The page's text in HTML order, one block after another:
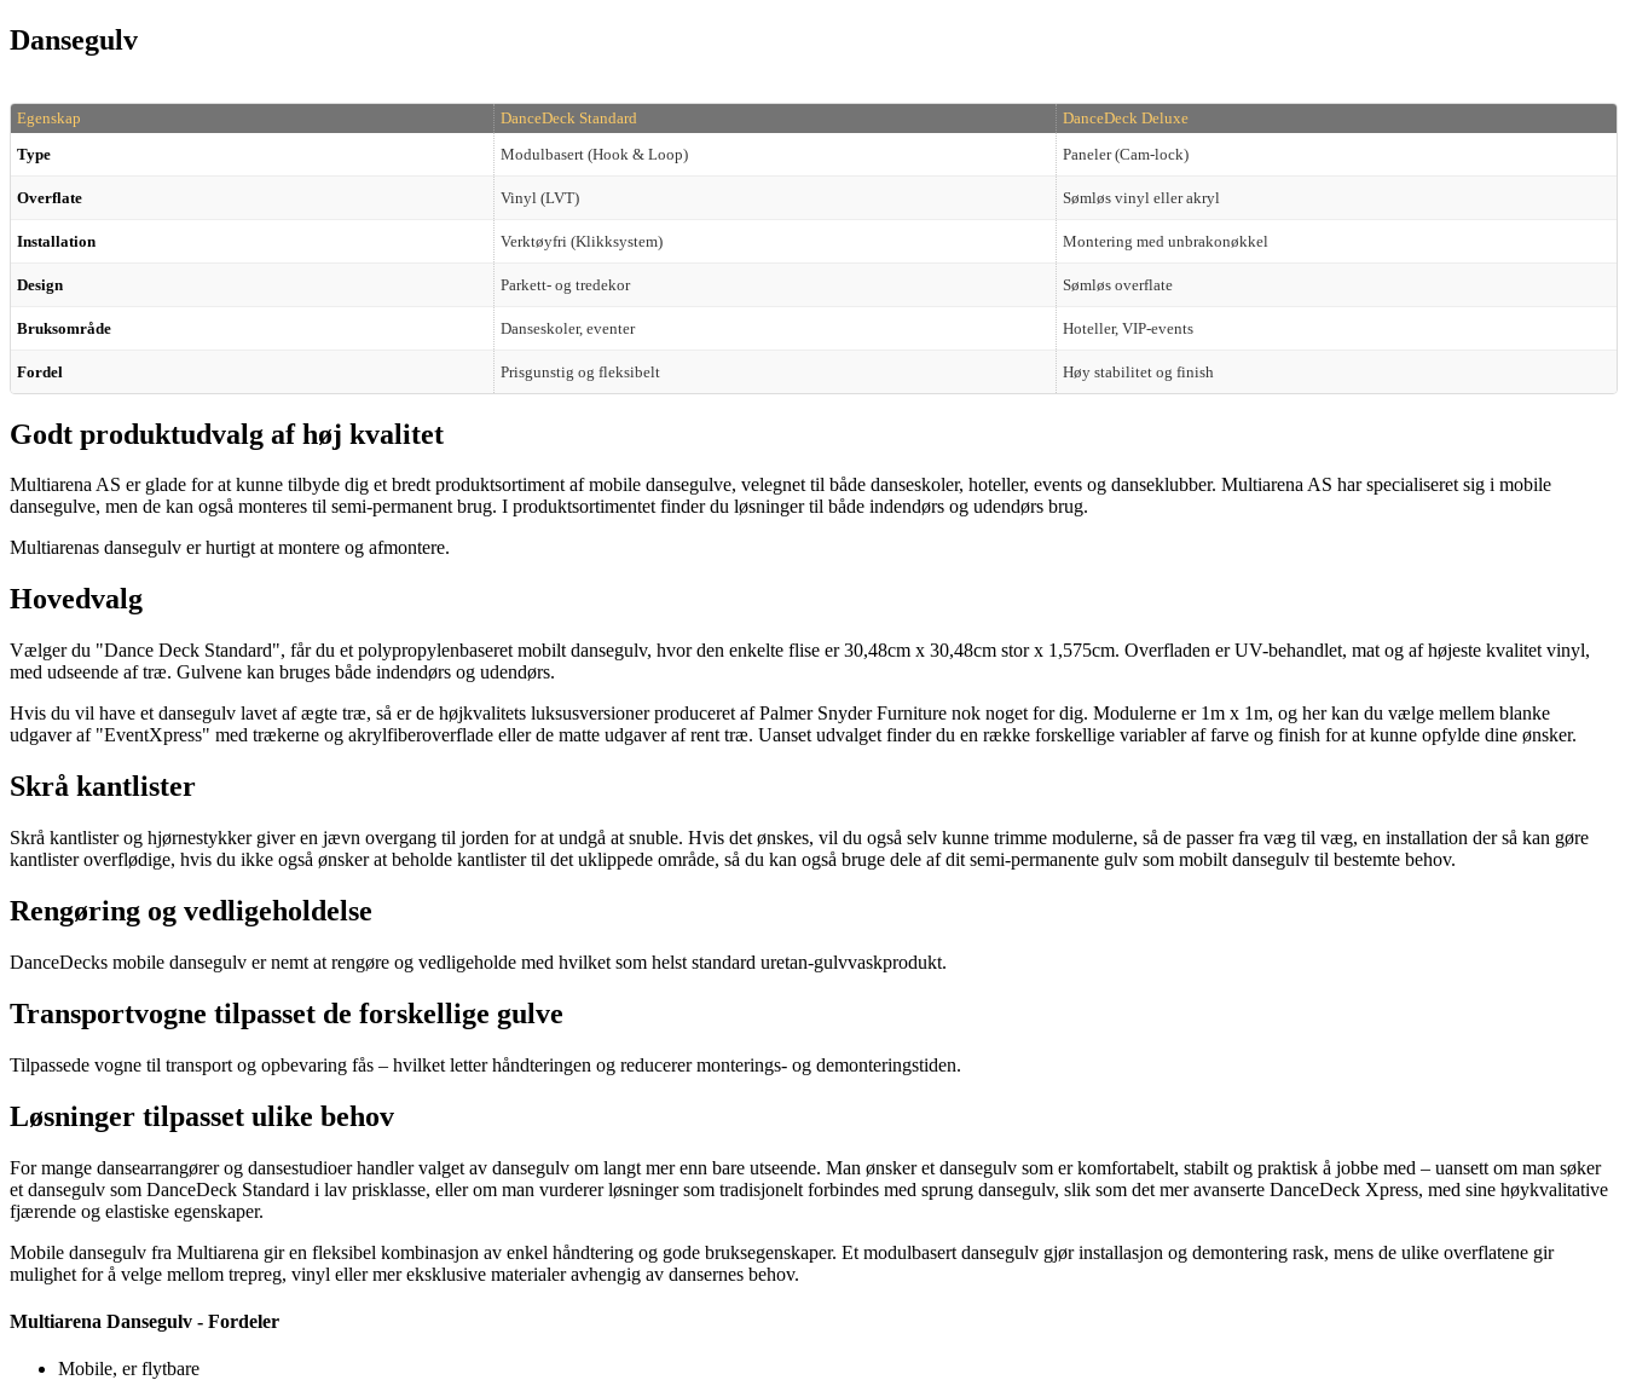
Dansegulv
Egenskap DanceDeck Standard
DanceDeck Deluxe
Type
Modulbasert (Hook & Loop) Paneler (Cam-lock)
Overflate Vinyl (LVT) Sømløs vinyl eller akryl
Installation Verktøyfri (Klikksystem) Montering med unbrakonøkkel
Design Parkett- og tredekor Sømløs overflate
Bruksområde Danseskoler, eventer Hoteller, VIP-events
Fordel Prisgunstig og fleksibelt Høy stabilitet og finish
Godt produktudvalg af høj kvalitet
Multiarena AS er glade for at kunne tilbyde dig et bredt produktsortiment af mobile dansegulve, velegnet til både danseskoler, hoteller, events og danseklubber. Multiarena AS har specialiseret sig i mobile
dansegulve, men de kan også monteres til semi-permanent brug. I produktsortimentet finder du løsninger til både indendørs og udendørs brug.
Multiarenas dansegulv er hurtigt at montere og afmontere.
Hovedvalg
Vælger du "Dance Deck Standard", får du et polypropylenbaseret mobilt dansegulv, hvor den enkelte flise er 30,48cm x 30,48cm stor x 1,575cm. Overfladen er UV-behandlet, mat og af højeste kvalitet vinyl,
med udseende af træ. Gulvene kan bruges både indendørs og udendørs.
Hvis du vil have et dansegulv lavet af ægte træ, så er de højkvalitets luksusversioner produceret af Palmer Snyder Furniture nok noget for dig. Modulerne er 1m x 1m, og her kan du vælge mellem blanke
udgaver af "EventXpress" med trækerne og akrylfiberoverflade eller de matte udgaver af rent træ. Uanset udvalget finder du en række forskellige variabler af farve og finish for at kunne opfylde dine ønsker.
Skrå kantlister
Skrå kantlister og hjørnestykker giver en jævn overgang til jorden for at undgå at snuble. Hvis det ønskes, vil du også selv kunne trimme modulerne, så de passer fra væg til væg, en installation der så kan gøre
kantlister overflødige, hvis du ikke også ønsker at beholde kantlister til det uklippede område, så du kan også bruge dele af dit semi-permanente gulv som mobilt dansegulv til bestemte behov.
Rengøring og vedligeholdelse
DanceDecks mobile dansegulv er nemt at rengøre og vedligeholde med hvilket som helst standard uretan-gulvvaskprodukt.
Transportvogne tilpasset de forskellige gulve
Tilpassede vogne til transport og opbevaring fås – hvilket letter håndteringen og reducerer monterings- og demonteringstiden.
Løsninger tilpasset ulike behov
For mange dansearrangører og dansestudioer handler valget av dansegulv om langt mer enn bare utseende. Man ønsker et dansegulv som er komfortabelt, stabilt og praktisk å jobbe med – uansett om man søker
et dansegulv som DanceDeck Standard i lav prisklasse, eller om man vurderer løsninger som tradisjonelt forbindes med sprung dansegulv, slik som det mer avanserte DanceDeck Xpress, med sine høykvalitative
fjærende og elastiske egenskaper.
Mobile dansegulv fra Multiarena gir en fleksibel kombinasjon av enkel håndtering og gode bruksegenskaper. Et modulbasert dansegulv gjør installasjon og demontering rask, mens de ulike overflatene gir
mulighet for å velge mellom trepreg, vinyl eller mer eksklusive materialer avhengig av dansernes behov.
Multiarena Dansegulv - Fordeler
Mobile, er flytbare